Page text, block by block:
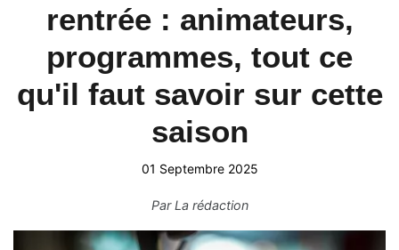
rentrée : animateurs,
programmes, tout ce
qu'il faut savoir sur cette
saison
01 Septembre 2025
ParLa rédaction